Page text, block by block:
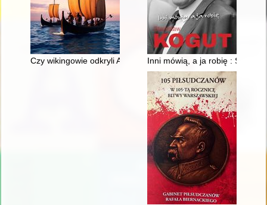
Czy wikingowie odkryli Amerykę?Inni mówią, a ja robię :